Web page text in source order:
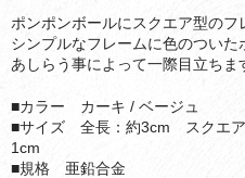
ポンポンボールにスクエア型のフ
シンプルなフレームに色のついた
あしらう事によって一際目立ち
■カラー カーキ / ベージュ
■サイズ 全長：約3cm スクエ
1cm
■規格 亜鉛合金